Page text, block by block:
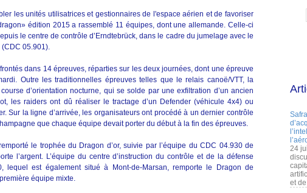
les unités utilisatrices et gestionnaires de l'espace aérien et de favoriser
édition 2015 a rassemblé 11 équipes, dont une allemande. Celle-ci
le centre de contrôle d’Erndtebrück, dans le cadre du jumelage avec le
05.901).
dans 14 épreuves, réparties sur les deux journées, dont une épreuve
Outre les traditionnelles épreuves telles que le relais canoë/VTT, la
d’orientation nocturne, qui se solde par une exfiltration d’un ancien
les raiders ont dû réaliser le tractage d’un Defender (véhicule 4x4) ou
Sur la ligne d’arrivée, les organisateurs ont procédé à un dernier contrôle
que chaque équipe devait porter du début à la fin des épreuves.
le trophée du Dragon d’or, suivie par l’équipe du CDC 04.930 de
l’argent. L’équipe du centre d’instruction du contrôle et de la défense
lequel est également situé à Mont-de-Marsan, remporte le Dragon de
équipe mixte.
24
et